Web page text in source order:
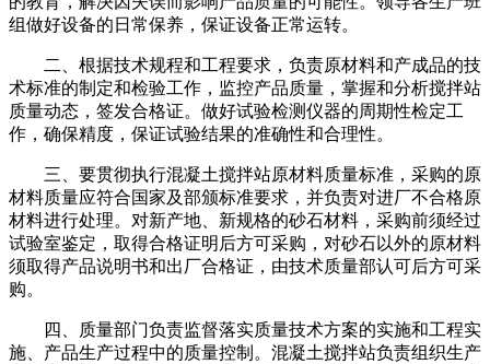
组做好设备的日常保养，保证设备正常运转。
二、根据技术规程和工程要求，负责原材料和产成品的技
术标准的制定和检验工作，监控产品质量，掌握和分析搅拌站
质量动态，签发合格证。做好试验检测仪器的周期性检定工
作，确保精度，保证试验结果的准确性和合理性。
三、要贯彻执行混凝土搅拌站原材料质量标准，采购的原
材料质量应符合国家及部颁标准要求，并负责对进厂不合格原
材料进行处理。对新产地、新规格的砂石材料，采购前须经过
试验室鉴定，取得合格证明后方可采购，对砂石以外的原材料
须取得产品说明书和出厂合格证，由技术质量部认可后方可采
购。
四、质量部门负责监督落实质量技术方案的实施和工程实
施、产品生产过程中的质量控制。混凝土搅拌站负责组织生产